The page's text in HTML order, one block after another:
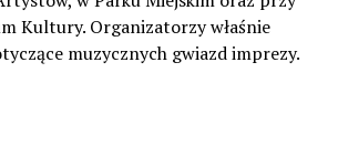
Kultury. Organizatorzy właśnie
muzycznych gwiazd imprezy.